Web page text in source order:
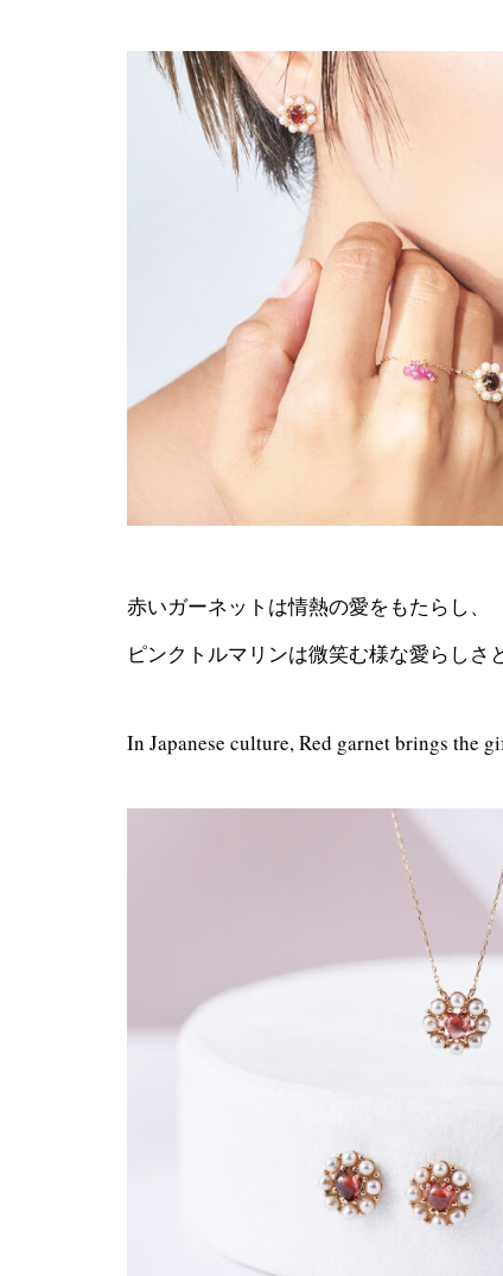
赤いガーネットは情熱の愛をもたらし、
ピンクトルマリンは微笑む様な愛らし
In Japanese culture, Red garnet brings the